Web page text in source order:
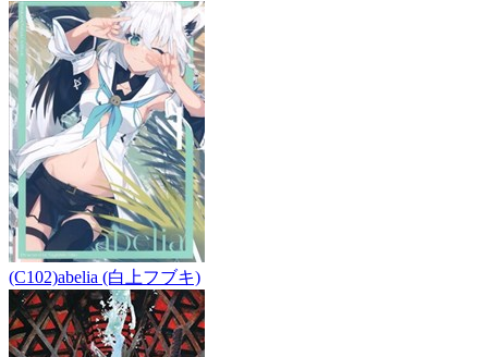
(C102)abelia (白上フブキ)